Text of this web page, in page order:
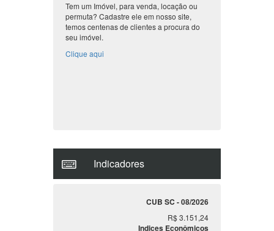
Tem um Imóvel, para venda, locação ou
permuta? Cadastre ele em nosso site,
temos centenas de clientes a procura do
seu imóvel.
Clique aqui
Indicadores
CUB SC - 08/2026
R$ 3.151,24
Indices Econômicos